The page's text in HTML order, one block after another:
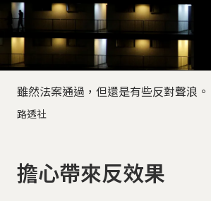
雖然法案通過，但還是有些反對聲浪。
路透社
擔心帶來反效果